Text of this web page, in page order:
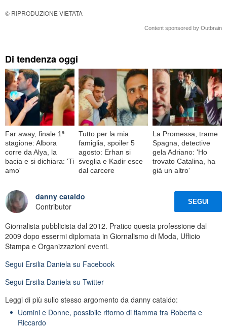
© RIPRODUZIONE VIETATA
Content sponsored by Outbrain
Di tendenza oggi
Far away, finale 1ª
stagione: Albora
corre da Alya, la
bacia e si dichiara: 'Ti
amo'
Tutto per la mia
famiglia, spoiler 5
agosto: Erhan si
sveglia e Kadir esce
dal carcere
La Promessa, trame
Spagna, detective
gela Adriano: 'Ho
trovato Catalina, ha
già un altro'
danny cataldo
Contributor
SEGUI
Giornalista pubblicista dal 2012. Pratico questa professione dal
2009 dopo essermi diplomata in Giornalismo di Moda, Ufficio
Stampa e Organizzazioni eventi.
Segui Ersilia Daniela su Facebook
Segui Ersilia Daniela su Twitter
Leggi di più sullo stesso argomento da danny cataldo:
Uomini e Donne, possibile ritorno di fiamma tra Roberta e
Riccardo